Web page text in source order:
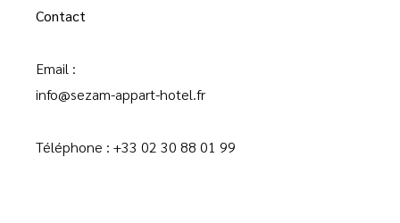
Contact
Email :
info@sezam-appart-hotel.fr
Téléphone : +33 02 30 88 01 99